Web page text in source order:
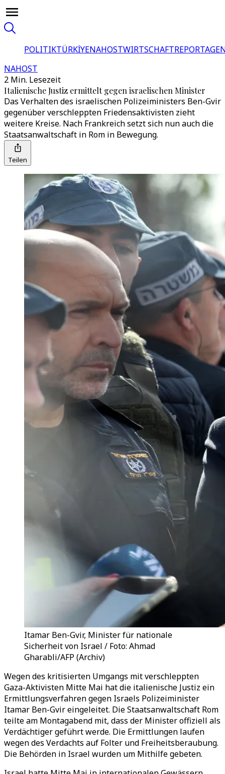
POLITIKTÜRKİYENAHOSTWIRTSCHAFT
NAHOST
2 Min. Lesezeit
Italienische Justiz ermittelt gegen israelischen Minister
Das Verhalten des israelischen Polizeiministers Ben-Gvir
gegenüber verschleppten Friedensaktivisten zieht
weitere Kreise. Nach Frankreich setzt sich nun auch die
Staatsanwaltschaft in Rom in Bewegung.
Teilen
Itamar Ben-Gvir, Minister für nationale
Sicherheit von Israel / Foto: Ahmad
Gharabli/AFP (Archiv)
Wegen des kritisierten Umgangs mit verschleppten
Gaza-Aktivisten Mitte Mai hat die italienische Justiz ein
Ermittlungsverfahren gegen Israels Polizeiminister
Itamar Ben-Gvir eingeleitet. Die Staatsanwaltschaft Rom
teilte am Montagabend mit, dass der Minister offiziell als
Verdächtiger geführt werde. Die Ermittlungen laufen
wegen des Verdachts auf Folter und Freiheitsberaubung.
Die Behörden in Israel wurden um Mithilfe gebeten.